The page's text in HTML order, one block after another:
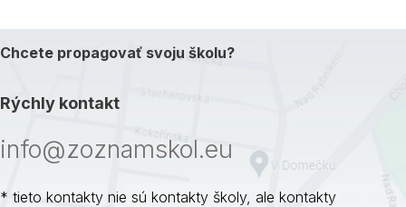
Chcete propagovať svoju školu?
Rýchly kontakt
info@zoznamskol.eu
* tieto kontakty nie sú kontakty školy, ale kontakty